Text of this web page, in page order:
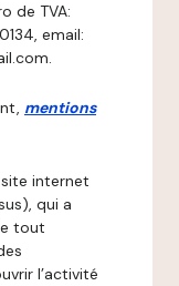
de TVA:
email:
mentions
internet
qui a
tout
l’activité